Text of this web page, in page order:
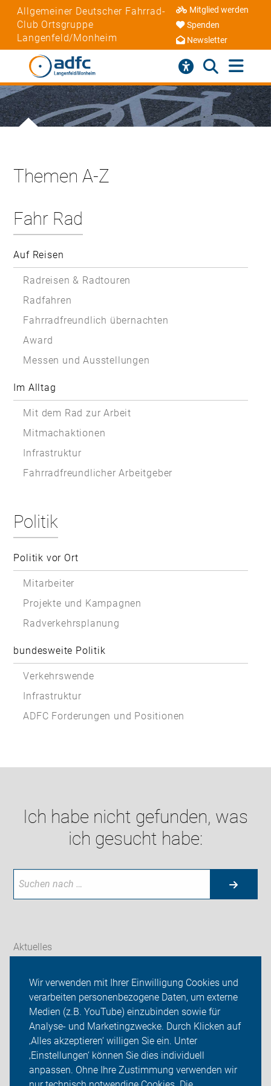
Wir verwenden mit Ihrer Einwilligung Cookies und
verarbeiten personenbezogene Daten, um externe
Medien (z.B. YouTube) einzubinden sowie für
Analyse- und Marketingzwecke. Durch Klicken auf
‚Alles akzeptieren‘ willigen Sie ein. Unter
‚Einstellungen‘ können Sie dies individuell
anpassen. Ohne Ihre Zustimmung verwenden wir
Allgemeiner Deutscher Fahrrad-
Club Ortsgruppe
Langenfeld/Monheim
Mitglied werden
Spenden
Newsletter
Themen A-Z
Fahr Rad
Auf Reisen
Radreisen & Radtouren
Radfahren
Fahrradfreundlich übernachten
Award
Messen und Ausstellungen
Im Alltag
Mit dem Rad zur Arbeit
Mitmachaktionen
Infrastruktur
Fahrradfreundlicher Arbeitgeber
Politik
Politik vor Ort
Mitarbeiter
Projekte und Kampagnen
Radverkehrsplanung
bundesweite Politik
Verkehrswende
Infrastruktur
ADFC Forderungen und Positionen
Ich habe nicht gefunden, was
ich gesucht habe:
Aktuelles
Touren und Termine
ADFC Langenfeld/Monheim
Sei dabei
Login